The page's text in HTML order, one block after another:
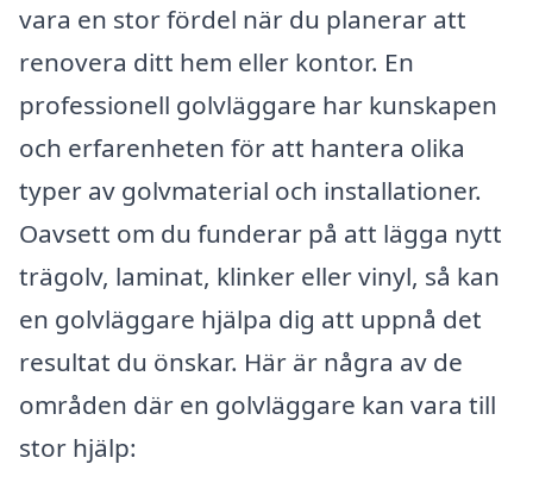
vara en stor fördel när du planerar att
renovera ditt hem eller kontor. En
professionell golvläggare har kunskapen
och erfarenheten för att hantera olika
typer av golvmaterial och installationer.
Oavsett om du funderar på att lägga nytt
trägolv, laminat, klinker eller vinyl, så kan
en golvläggare hjälpa dig att uppnå det
resultat du önskar. Här är några av de
områden där en golvläggare kan vara till
stor hjälp: